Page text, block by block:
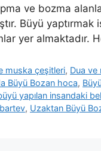
ve bozma
Büyü
yer almaktadır.
muska çeşitleri, Dua ve
Büyü Bozan hoca,
yapılan insandaki
, Uzaktan Büyü